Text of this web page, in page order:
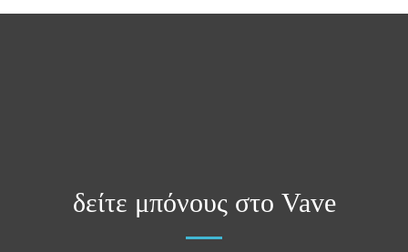
δείτε μπόνους στο Vave